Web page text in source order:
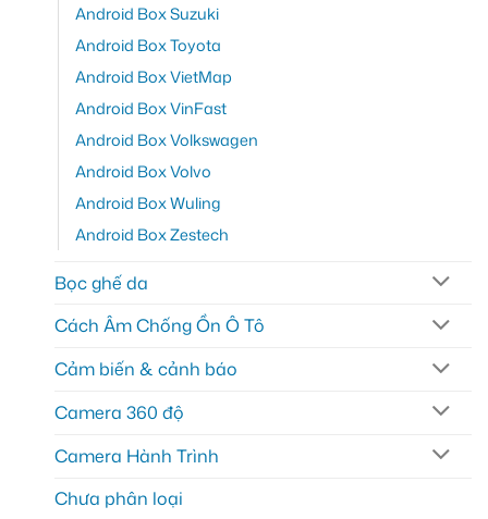
Android Box Suzuki
Android Box Toyota
Android Box VietMap
Android Box VinFast
Android Box Volkswagen
Android Box Volvo
Android Box Wuling
Android Box Zestech
Bọc ghế da
Cách Âm Chống Ồn Ô Tô
Cảm biến & cảnh báo
Camera 360 độ
Camera Hành Trình
Chưa phân loại